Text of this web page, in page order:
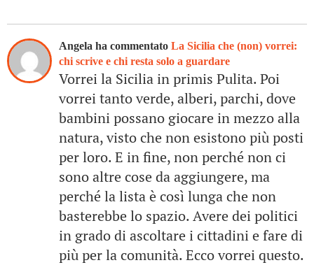
Angela ha commentato La Sicilia che (non) vorrei:
chi scrive e chi resta solo a guardare
Vorrei la Sicilia in primis Pulita. Poi
vorrei tanto verde, alberi, parchi, dove
bambini possano giocare in mezzo alla
natura, visto che non esistono più posti
per loro. E in fine, non perché non ci
sono altre cose da aggiungere, ma
perché la lista è così lunga che non
basterebbe lo spazio. Avere dei politici
in grado di ascoltare i cittadini e fare di
più per la comunità. Ecco vorrei questo.